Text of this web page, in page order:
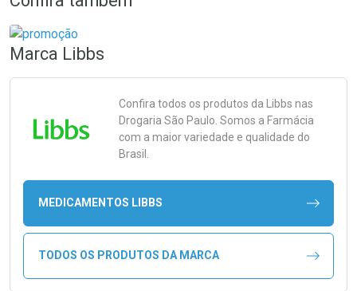
Marca Libbs
Confira todos os produtos da Libbs nas
Drogaria São Paulo. Somos a Farmácia
com a maior variedade e qualidade do
Brasil.
MEDICAMENTOS LIBBS
TODOS OS PRODUTOS DA MARCA